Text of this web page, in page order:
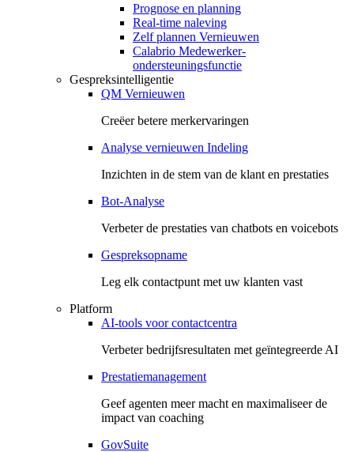
Prognose en planning
Real-time naleving
Zelf plannen Vernieuwen
Calabrio Medewerker-
ondersteuningsfunctie
Gespreksintelligentie
QM Vernieuwen
Creëer betere merkervaringen
Analyse vernieuwen Indeling
Inzichten in de stem van de klant en prestaties
Bot-Analyse
Verbeter de prestaties van chatbots en voicebots
Gespreksopname
Leg elk contactpunt met uw klanten vast
Platform
AI-tools voor contactcentra
Verbeter bedrijfsresultaten met geïntegreerde AI
Prestatiemanagement
Geef agenten meer macht en maximaliseer de
impact van coaching
GovSuite